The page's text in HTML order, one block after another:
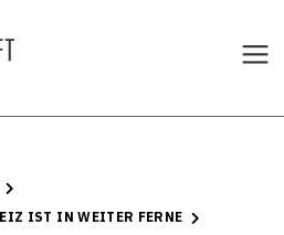
IST IN WEITER FERNE